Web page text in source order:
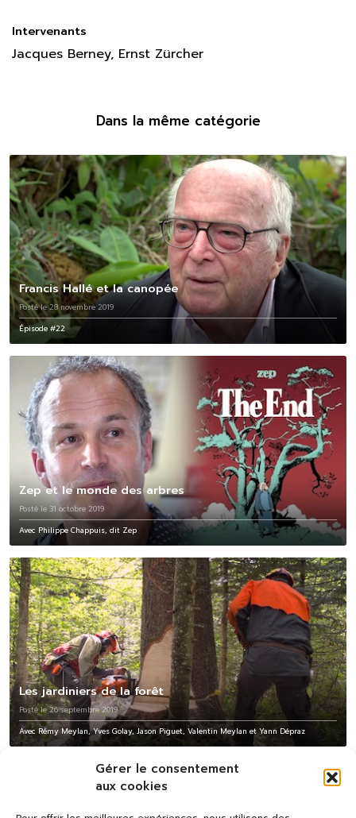
Gérer le consentement
aux cookies
Intervenants
Jacques Berney, Ernst Zürcher
Dans la même catégorie
Francis Hallé et la canopée
Posté le 28 novembre 2019
Épisode #22
Zep et le monde des arbres
Posté le 31 octobre 2019
Avec Philippe Chappuis, dit Zep
Les jardiniers de la forêt
Posté le 26 septembre 2019
Avec Rémy Meylan, Yves Golay, Jason Piguet, Valentin Meylan et Yann Dépraz